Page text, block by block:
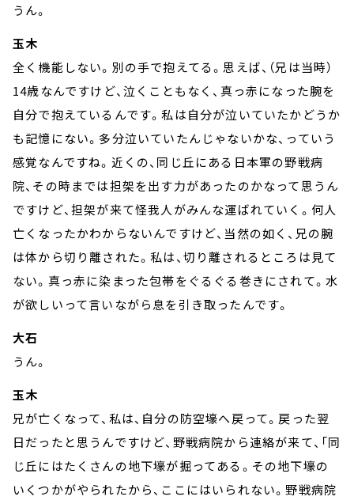
うん。
玉木
全く機能しない。別の手で抱えてる。思えば、（兄は当時）
14歳なんですけど、泣くこともなく、真っ赤になった腕を
自分で抱えているんです。私は自分が泣いていたかどうか
も記憶にない。多分泣いていたんじゃないかな、っていう
感覚なんですね。近くの、同じ丘にある日本軍の野戦病
院、その時までは担架を出す力があったのかなって思うん
ですけど、担架が来て怪我人がみんな運ばれていく。何人
亡くなったかわからないんですけど、当然の如く、兄の腕
は体から切り離された。私は、切り離されるところは見て
ない。真っ赤に染まった包帯をぐるぐる巻きにされて。水
が欲しいって言いながら息を引き取ったんです。
大石
うん。
玉木
兄が亡くなって、私は、自分の防空壕へ戻って。戻った翌
日だったと思うんですけど、野戦病院から連絡が来て、「同
じ丘にはたくさんの地下壕が掘ってある。その地下壕の
いくつかがやられたから、ここにはいられない。野戦病院